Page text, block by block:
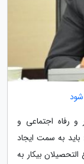
و رفاه اجتماعی و
به سمت ایجاد
بیکار به